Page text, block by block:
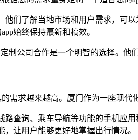
他们了解当地市场和用户需求，可
始终保持蕞新和槁效。
制公司合作是一个明智的选择。
需求越来越高。厦门作为一座现
路查询、乘车导航等功能的手机应
让用户能够更好地掌握出行情况。